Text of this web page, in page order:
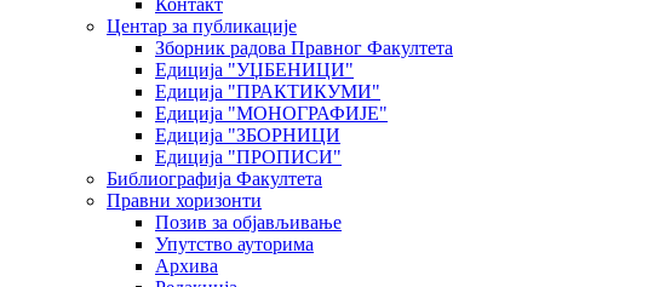
Контакт
Центар за публикације
Зборник радова Правног Факултета
Едиција "УЏБЕНИЦИ"
Едиција "ПРАКТИКУМИ"
Едиција "МОНОГРАФИЈЕ"
Едиција "ЗБОРНИЦИ
Едиција "ПРОПИСИ"
Библиографија Факултета
Правни хоризонти
Позив за објављивање
Упутство ауторима
Архива